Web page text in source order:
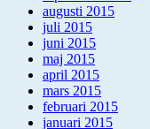
augusti 2015
juli 2015
juni 2015
maj 2015
april 2015
mars 2015
februari 2015
januari 2015